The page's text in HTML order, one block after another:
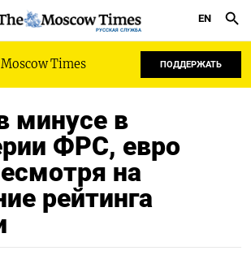
РУССКАЯ СЛУЖБА
EN
Times ПОДДЕРЖАТЬ
минусе в
ФРС, евро
на
рейтинга